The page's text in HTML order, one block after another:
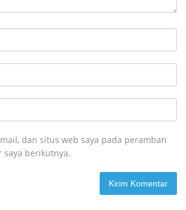
dan situs web saya pada peramban
berikutnya.